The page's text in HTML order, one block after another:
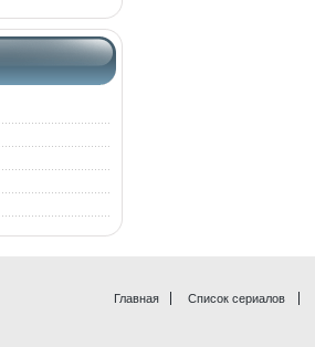
Главная Список сериалов